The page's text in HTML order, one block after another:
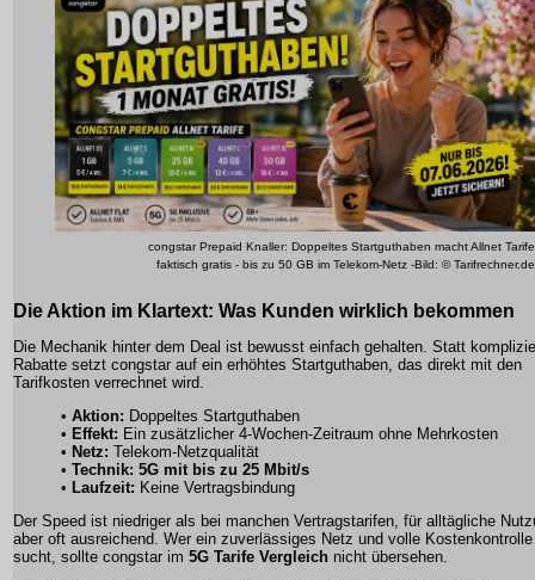
congstar Prepaid Knaller: Doppeltes Startguthaben macht Allnet Tarife
faktisch gratis - bis zu 50 GB im Telekom-Netz -Bild: © Tarifrechner.de
Die Aktion im Klartext: Was Kunden wirklich bekommen
Die Mechanik hinter dem Deal ist bewusst einfach gehalten. Statt
Rabatte setzt congstar auf ein erhöhtes Startguthaben, das direkt mit den
Tarifkosten verrechnet wird.
• Aktion: Doppeltes Startguthaben
• Effekt: Ein zusätzlicher 4-Wochen-Zeitraum ohne Mehrkosten
• Netz: Telekom-Netzqualität
• Technik: 5G mit bis zu 25 Mbit/s
• Laufzeit: Keine Vertragsbindung
Der Speed ist niedriger als bei manchen Vertragstarifen, für alltägliche
aber oft ausreichend. Wer ein zuverlässiges Netz und volle Kostenkontrolle
sucht, sollte congstar im 5G Tarife Vergleich nicht übersehen.